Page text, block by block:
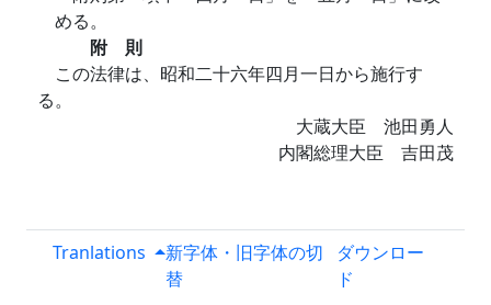
める。
附 則
この法律は、昭和二十六年四月一日から施行す
る。
大蔵大臣 池田勇人
内閣総理大臣 吉田茂
Tranlations
新字体・旧字体の切
替
ダウンロー
ド